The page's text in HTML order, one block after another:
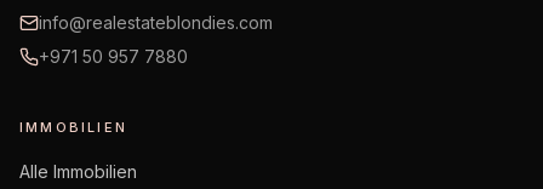
info@realestateblondies.com
+971 50 957 7880
IMMOBILIEN
Alle Immobilien